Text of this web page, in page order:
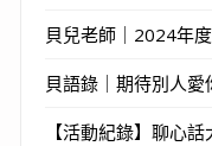
貝兒老師｜2024年
貝語錄｜期待別人
【活動紀錄】聊心